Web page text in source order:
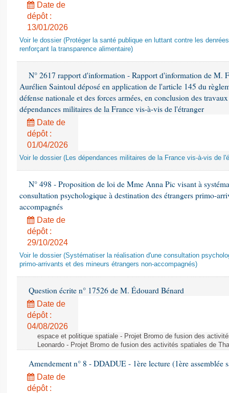
Date de
dépôt :
13/01/2026
Voir le dossier (Protéger la santé publique en luttant contre les
renforçant la transparence alimentaire)
N° 2617 rapport d'information - Rapport d'information de M.
Aurélien Saintoul déposé en application de l'article 145 du
défense nationale et des forces armées, en conclusion des
dépendances militaires de la France vis-à-vis de l'étranger
Date de
dépôt :
01/04/2026
Voir le dossier (Les dépendances militaires de la France vis-à-vis de
N° 498 - Proposition de loi de Mme Anna Pic visant à
consultation psychologique à destination des étrangers primo-
accompagnés
Date de
dépôt :
29/10/2024
Voir le dossier (Systématiser la réalisation d'une consultation
primo-arrivants et des mineurs étrangers non-accompagnés)
Question écrite n° 17526 de M. Édouard Bénard
Date de
dépôt :
04/08/2026
espace et politique spatiale - Projet Bromo de fusion des
Leonardo - Projet Bromo de fusion des activités spatiales de
Amendement n° 8 - DDADUE - 1ère lecture (1ère assemblée
Date de
dépôt :